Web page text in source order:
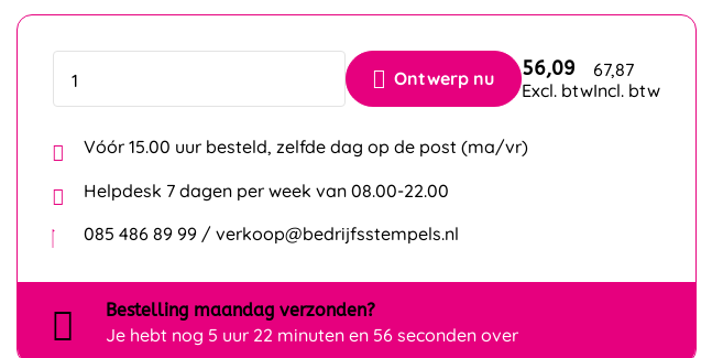
Ontwerp nu 56,09
Excl. btw
67,87
Incl. btw
Vóór 15.00 uur besteld, zelfde dag op de post (ma/vr)
Helpdesk 7 dagen per week van 08.00-22.00
085 486 89 99 / verkoop@bedrijfsstempels.nl
Bestelling maandag verzonden?
Je hebt nog 5 uur 22 minuten en 56 seconden over